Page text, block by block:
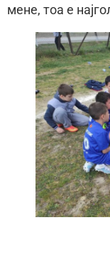
мене, тоа е